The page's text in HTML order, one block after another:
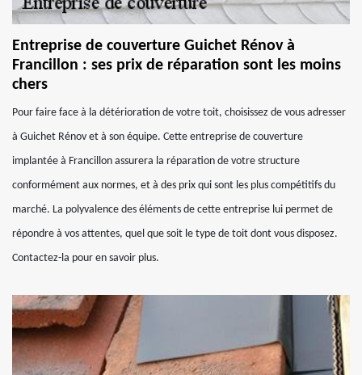
Entreprise de couverture Guichet Rénov à
Francillon : ses prix de réparation sont les moins
chers
Pour faire face à la détérioration de votre toit, choisissez de vous adresser
à Guichet Rénov et à son équipe. Cette entreprise de couverture
implantée à Francillon assurera la réparation de votre structure
conformément aux normes, et à des prix qui sont les plus compétitifs du
marché. La polyvalence des éléments de cette entreprise lui permet de
répondre à vos attentes, quel que soit le type de toit dont vous disposez.
Contactez-la pour en savoir plus.